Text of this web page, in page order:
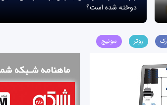
دوخته شده است؟
رک روتر سوئیچ